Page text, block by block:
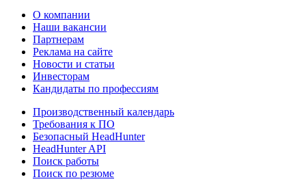
О компании
Наши вакансии
Партнерам
Реклама на сайте
Новости и статьи
Инвесторам
Кандидаты по профессиям
Производственный календарь
Требования к ПО
Безопасный HeadHunter
HeadHunter API
Поиск работы
Поиск по резюме